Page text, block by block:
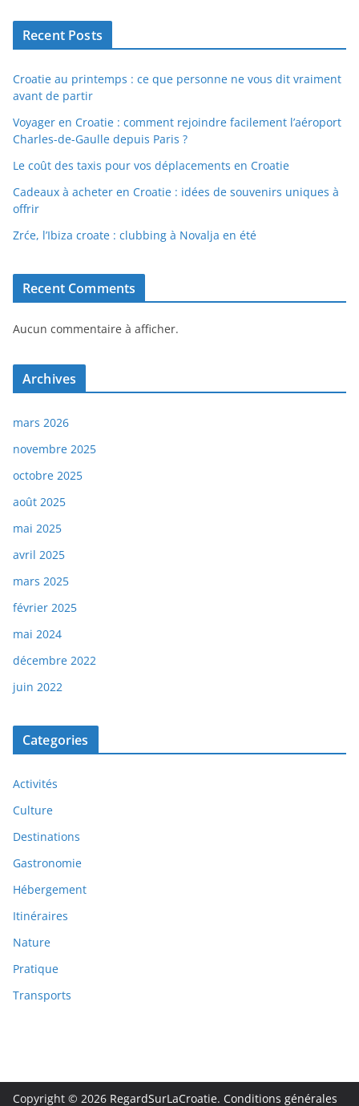
Recent Posts
Croatie au printemps : ce que personne ne vous dit vraiment
avant de partir
Voyager en Croatie : comment rejoindre facilement l’aéroport
Charles-de-Gaulle depuis Paris ?
Le coût des taxis pour vos déplacements en Croatie
Cadeaux à acheter en Croatie : idées de souvenirs uniques à
offrir
Zrće, l’Ibiza croate : clubbing à Novalja en été
Recent Comments
Aucun commentaire à afficher.
Archives
mars 2026
novembre 2025
octobre 2025
août 2025
mai 2025
avril 2025
mars 2025
février 2025
mai 2024
décembre 2022
juin 2022
Categories
Activités
Culture
Destinations
Gastronomie
Hébergement
Itinéraires
Nature
Pratique
Transports
Copyright © 2026 RegardSurLaCroatie. Conditions générales